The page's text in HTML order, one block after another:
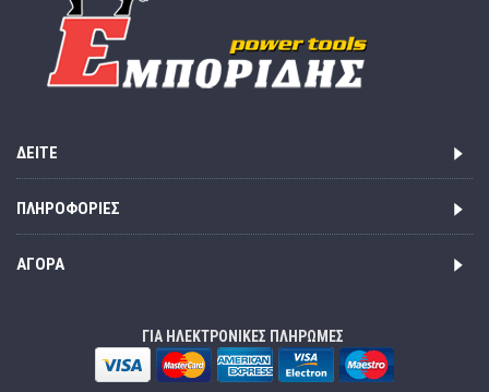
ΔΕΊΤΕ
ΠΛΗΡΟΦΟΡΊΕΣ
ΑΓΟΡΆ
ΓΙΑ ΗΛΕΚΤΡΟΝΙΚΕΣ ΠΛΗΡΩΜΕΣ